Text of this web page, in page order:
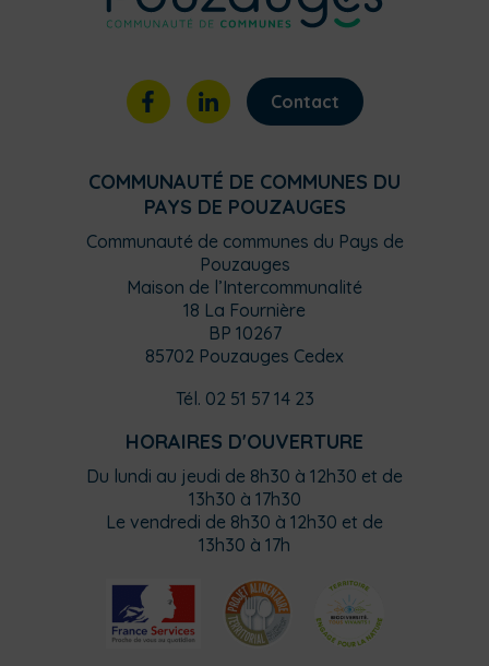
Contact
COMMUNAUTÉ DE COMMUNES DU
PAYS DE POUZAUGES
Communauté de communes du Pays de
Pouzauges
Maison de l’Intercommunalité
18 La Fournière
BP 10267
85702 Pouzauges Cedex
Tél. 02 51 57 14 23
HORAIRES D'OUVERTURE
Du lundi au jeudi de 8h30 à 12h30 et de
13h30 à 17h30
Le vendredi de 8h30 à 12h30 et de
13h30 à 17h